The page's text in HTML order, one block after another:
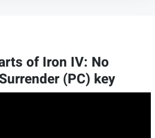
of Iron IV: No
(PC) key